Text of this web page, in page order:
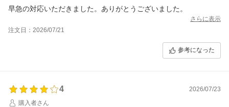
早急の対応いただきました。ありがとうございました。
さらに表示
注文日：2026/07/21
参考になった
4
2026/07/23
購入者さん